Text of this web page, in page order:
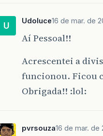
U Udoluce16 de mar. de
Aí Pessoal!!
Acrescentei a
funcionou. Ficou
Obrigada!! :lol:
pvrsouza16 de mar. de